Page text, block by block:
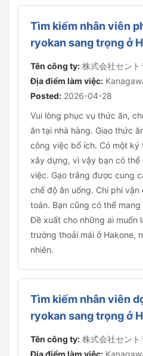
Tìm kiếm nhân viên
ryokan sang trọng ở
Tên công ty: 株式会社セント
Địa điểm làm việc:
Posted: 2026-04-28
Vui lòng phục vụ thức ăn,
ăn tại nhà hàng. Giao thức
công việc bổ ích. Có một ký
xây dựng, vì vậy bạn có thể
việc. Gạo trắng được cung
chế độ ăn uống. Chi phí
toán. Bạn cũng có thể
Đề xuất cho những ai muốn
trường thoải mái ở Hakone,
nhiên.
Tìm kiếm nhân viên
ryokan sang trọng ở
Tên công ty: 株式会社セント
Địa điểm làm việc: